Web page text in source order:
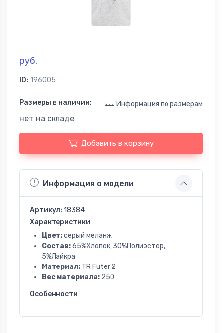
руб.
ID: 196005
Размеры в наличии: Информация по размерам
нет на складе
Добавить в корзину
Информация о модели
Артикул: 18384
Характеристики
Цвет:серый меланж
Состав:65%Хлопок, 30%Полиэстер,
5%Лайкра
Материал: TR Futer 2
Вес материала: 250
Особенности